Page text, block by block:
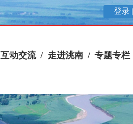
登录 |
互动交流 / 走进洮南 / 专题专栏